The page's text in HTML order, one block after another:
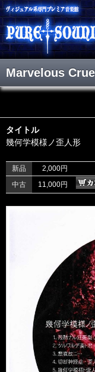
タイトル
幾何学模様ノ歪人形
新品
2,000円
中古
11,000円